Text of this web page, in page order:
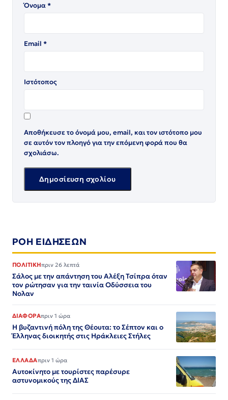
Όνομα*
Email *
Ιστότοπος
Αποθήκευσε το όνομά μου, email, και τον ιστότοπο μου
σε αυτόν τον πλοηγό για την επόμενη φορά που θα
σχολιάσω.
ΡΟΗ ΕΙΔΗΣΕΩΝ
ΠΟΛΙΤΙΚΗπριν 26 λεπτά
Σάλος με την απάντηση του Αλέξη Τσίπρα όταν
τον ρώτησαν για την ταινία Οδύσσεια του
Νολαν
ΔΙΑΦΟΡΑπριν 1 ώρα
Η βυζαντινή πόλη της Θέουτα: το Σέπτον και ο
Έλληνας διοικητής στις Ηράκλειες Στήλες
ΕΛΛΑΔΑπριν 1 ώρα
Αυτοκίνητο με τουρίστες παρέσυρε
αστυνομικούς της ΔΙΑΣ